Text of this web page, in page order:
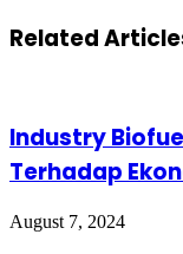
Related
Industry
Terhadap
August 7, 2024